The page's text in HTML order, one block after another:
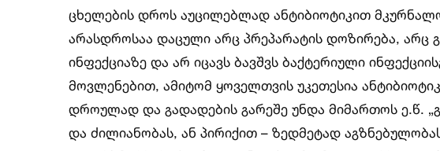
ცხელების დროს აუცილებლად ანტიბიოტიკით
არასდროსაა დაცული არც პრეპარატის დოზირება, არც
ინფექციაზე და არ იცავს ბავშვს ბაქტერიული
მოვლენებით, ამიტომ ყოველთვის უკეთესია
დროულად და გადადების გარეშე უნდა მიმართოს ე.წ.
და ძილიანობას, ან პირიქით – ზედმეტად